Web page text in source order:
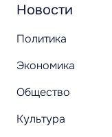
Новости
Политика
Экономика
Общество
Культура